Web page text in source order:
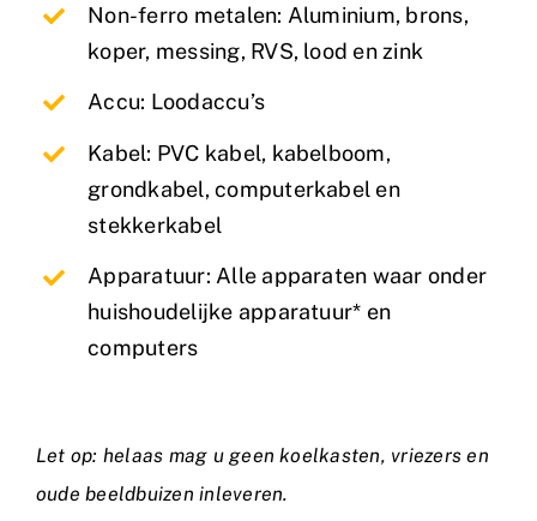
Non-ferro metalen: Aluminium, brons,
koper, messing, RVS, lood en zink
Accu: Loodaccu’s
Kabel: PVC kabel, kabelboom,
grondkabel, computerkabel en
stekkerkabel
Apparatuur: Alle apparaten waar onder
huishoudelijke apparatuur* en
computers
Let op: helaas mag u geen koelkasten, vriezers en
oude beeldbuizen inleveren.